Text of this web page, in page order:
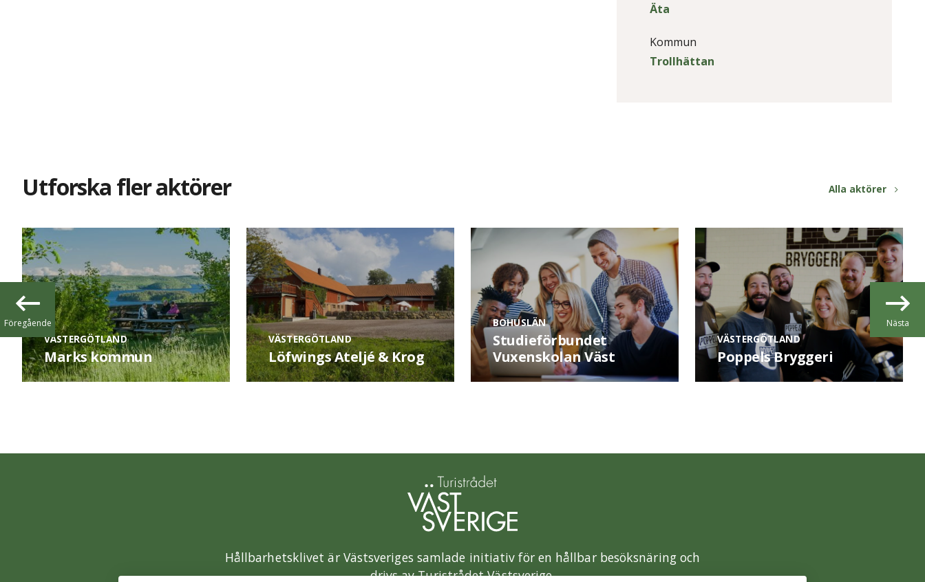
Äta
Kommun
Trollhättan
Nästa
Föregående
Utforska fler aktörer Alla aktörer
VÄSTERGÖTLAND
Marks kommun
VÄSTERGÖTLAND
Löfwings Ateljé & Krog
BOHUSLÄN
Studieförbundet
Vuxenskolan Väst
VÄSTERGÖTLAND
Poppels Bryggeri
Hållbarhetsklivet är Västsveriges samlade initiativ för en hållbar besöksnäring och
drivs av Turistrådet Västsverige.